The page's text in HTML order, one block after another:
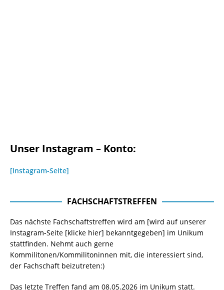
Unser Instagram – Konto:
[Instagram-Seite]
FACHSCHAFTSTREFFEN
Das nächste Fachschaftstreffen wird am [wird auf unserer
Instagram-Seite [klicke hier] bekanntgegeben] im Unikum
stattfinden. Nehmt auch gerne
Kommilitonen/Kommilitoninnen mit, die interessiert sind,
der Fachschaft beizutreten:)
Das letzte Treffen fand am 08.05.2026 im Unikum statt.